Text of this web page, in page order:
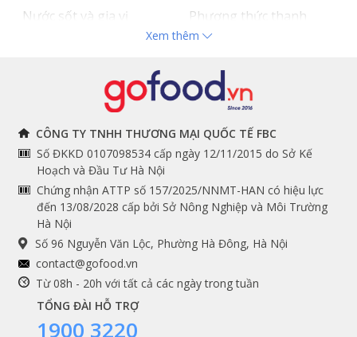
Nước sốt và gia vị
Phương thức thanh
toán
Tuyển dụng
THÔNG TIN
Chính sách và quy định
chung
Hướng dẫn đặt hàng
Cam kết chất lượng
THEO DÕI NGAY
Facebook
Instagram
Youtube
Tiktok
Shopee
Xem thêm
CÔNG TY TNHH THƯƠNG MẠI QUỐC TẾ FBC
Số ĐKKD 0107098534 cấp ngày 12/11/2015 do Sở Kế
Hoạch và Đầu Tư Hà Nội
Chứng nhận ATTP số 157/2025/NNMT-HAN có hiệu lực
đến 13/08/2028 cấp bởi Sở Nông Nghiệp và Môi Trường
Hà Nội
Số 96 Nguyễn Văn Lộc, Phường Hà Đông, Hà Nội
contact@gofood.vn
Từ 08h - 20h với tất cả các ngày trong tuần
TỔNG ĐÀI HỖ TRỢ
1900 3220